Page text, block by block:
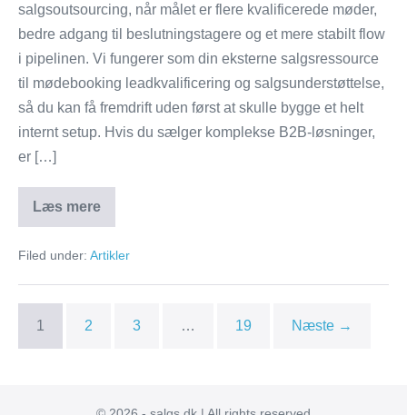
salgsoutsourcing, når målet er flere kvalificerede møder,
bedre adgang til beslutningstagere og et mere stabilt flow
i pipelinen. Vi fungerer som din eksterne salgsressource
til mødebooking leadkvalificering og salgsunderstøttelse,
så du kan få fremdrift uden først at skulle bygge et helt
internt setup. Hvis du sælger komplekse B2B-løsninger,
er […]
Læs mere
Salgs.dk:
Salgsoutsourcing
i
til
Filed under: Artikler
1 2 3 … 19 Næste →